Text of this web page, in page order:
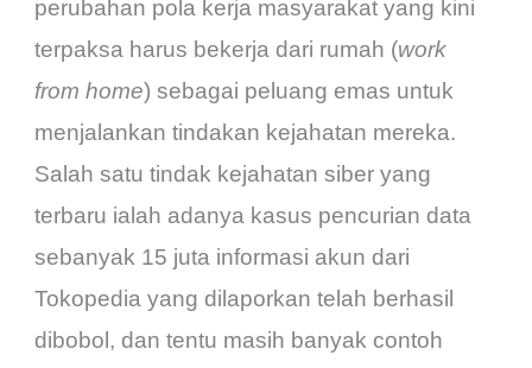
perubahan pola kerja masyarakat yang kini
terpaksa harus bekerja dari rumah (work
from home) sebagai peluang emas untuk
menjalankan tindakan kejahatan mereka.
Salah satu tindak kejahatan siber yang
terbaru ialah adanya kasus pencurian data
sebanyak 15 juta informasi akun dari
Tokopedia yang dilaporkan telah berhasil
dibobol, dan tentu masih banyak contoh